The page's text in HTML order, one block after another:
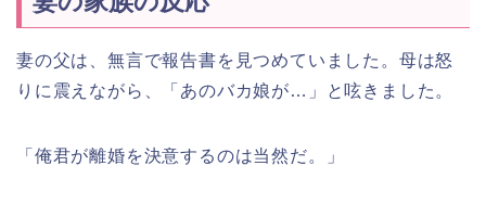
妻の父は、無言で報告書を見つめていました。母は怒
りに震えながら、「あのバカ娘が…」と呟きました。
「俺君が離婚を決意するのは当然だ。」